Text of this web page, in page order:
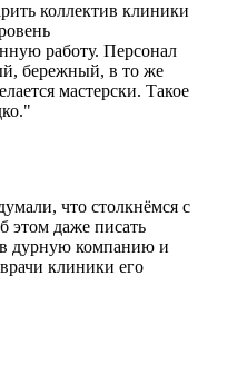
коллектив клиники
работу. Персонал
бережный, в то же
мастерски. Такое
что столкнёмся с
даже писать
дурную компанию и
клиники его